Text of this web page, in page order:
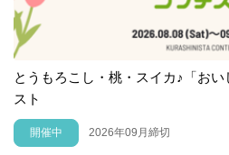
とうもろこし・桃・スイカ♪「お
スト
開催中 2026年09月締切